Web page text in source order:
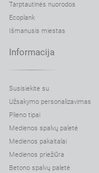
Tarptautinės nuorodos
Ecoplank
Išmanusis miestas
Informacija
Susisiekite su
Užsakymo personalizavimas
Plieno tipai
Medienos spalvų paletė
Medienos pakaitalai
Medienos priežiūra
Betono spalvų paletė